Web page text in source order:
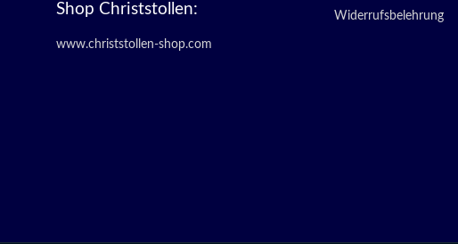
Shop Christstollen:
www.christstollen-shop.com
Widerrufsbelehrung